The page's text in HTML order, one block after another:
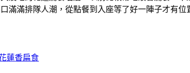
滿滿排隊人潮，從點餐到入座等了好一陣子才有
蓮香扁食